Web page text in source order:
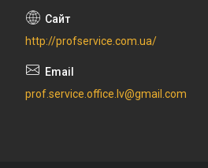
http://profservice.com.ua/
prof.service.office.lv@gmail.com